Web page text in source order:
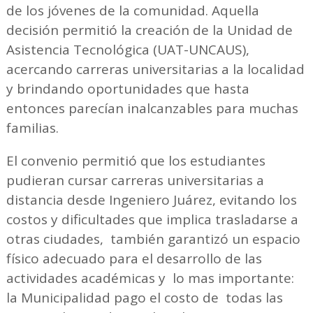
de los jóvenes de la comunidad. Aquella
decisión permitió la creación de la Unidad de
Asistencia Tecnológica (UAT-UNCAUS),
acercando carreras universitarias a la localidad
y brindando oportunidades que hasta
entonces parecían inalcanzables para muchas
familias.
El convenio permitió que los estudiantes
pudieran cursar carreras universitarias a
distancia desde Ingeniero Juárez, evitando los
costos y dificultades que implica trasladarse a
otras ciudades, también garantizó un espacio
físico adecuado para el desarrollo de las
actividades académicas y lo mas importante:
la Municipalidad pago el costo de todas las